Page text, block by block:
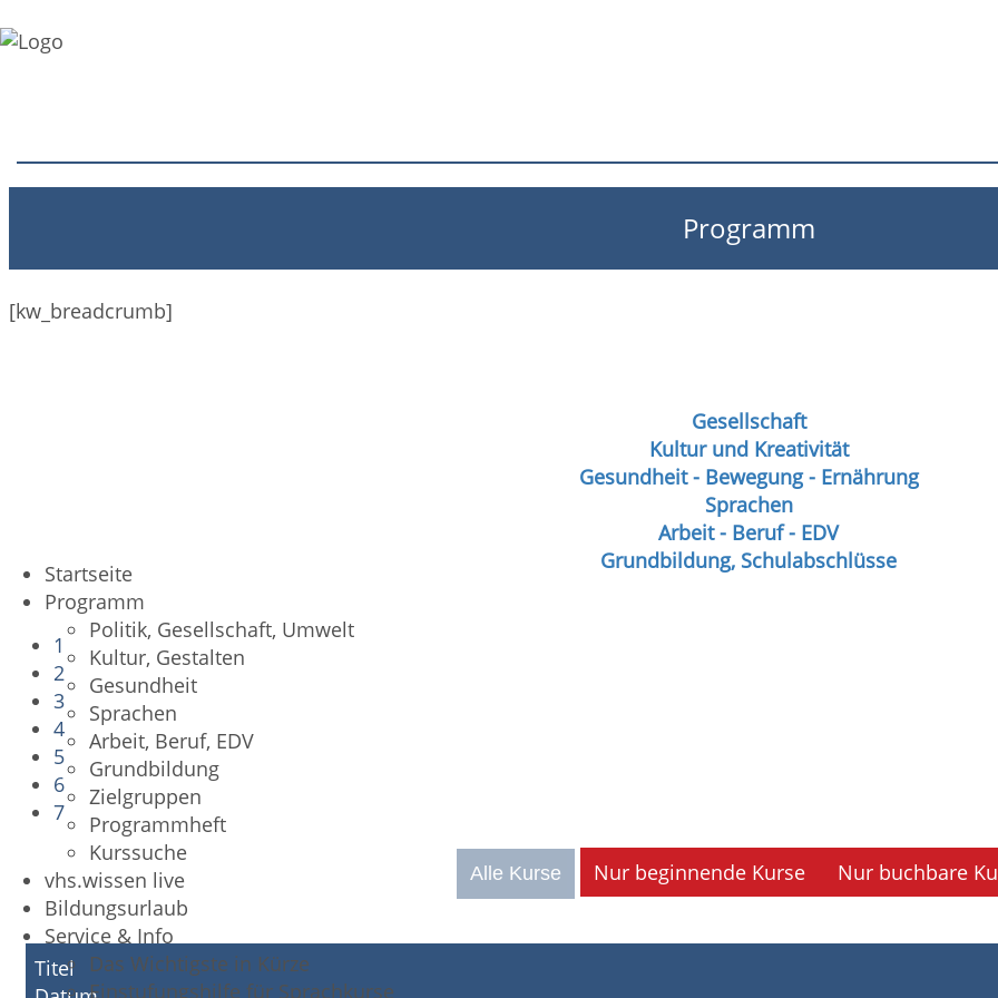
Startseite
Programm
Politik, Gesellschaft, Umwelt
Kultur, Gestalten
Gesundheit
Sprachen
Arbeit, Beruf, EDV
Grundbildung
Zielgruppen
Programmheft
Kurssuche
vhs.wissen live
Bildungsurlaub
Service & Info
Das Wichtigste in Kürze
Einstufungshilfe für Sprachkurse
Programm
[kw_breadcrumb]
Gesellschaft
Kultur und Kreativität
Gesundheit - Bewegung - Ernährung
Sprachen
Arbeit - Beruf - EDV
Grundbildung, Schulabschlüsse
1
2
3
4
5
6
7
Alle Kurse Nur beginnende Kurse Nur buchbare
Titel